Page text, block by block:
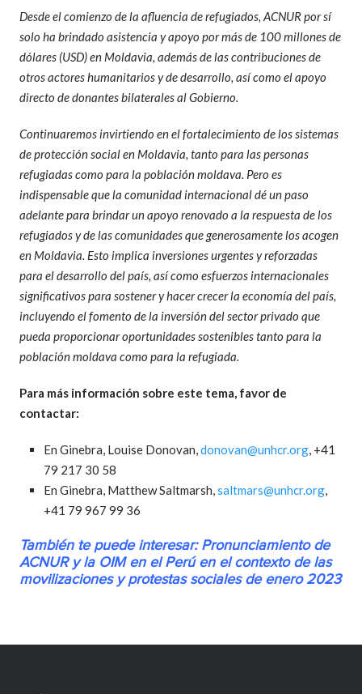
Desde el comienzo de la afluencia de refugiados, ACNUR por sí
solo ha brindado asistencia y apoyo por más de 100 millones de
dólares (USD) en Moldavia, además de las contribuciones de
otros actores humanitarios y de desarrollo, así como el apoyo
directo de donantes bilaterales al Gobierno.
Continuaremos invirtiendo en el fortalecimiento de los sistemas
de protección social en Moldavia, tanto para las personas
refugiadas como para la población moldava. Pero es
indispensable que la comunidad internacional dé un paso
adelante para brindar un apoyo renovado a la respuesta de los
refugiados y de las comunidades que generosamente los acogen
en Moldavia. Esto implica inversiones urgentes y reforzadas
para el desarrollo del país, así como esfuerzos internacionales
significativos para sostener y hacer crecer la economía del país,
incluyendo el fomento de la inversión del sector privado que
pueda proporcionar oportunidades sostenibles tanto para la
población moldava como para la refugiada.
Para más información sobre este tema, favor de
contactar:
En Ginebra, Louise Donovan,donovan@unhcr.org, +41
79 217 30 58
En Ginebra, Matthew Saltmarsh,saltmars@unhcr.org,
+41 79 967 99 36
También te puede interesar:Pronunciamiento de
ACNUR y la OIM en el Perú en el contexto de las
movilizaciones y protestas sociales de enero 2023